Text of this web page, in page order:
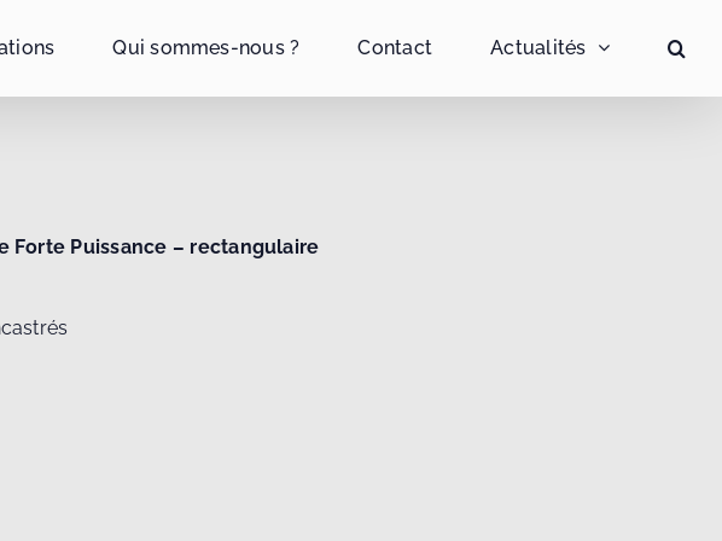
Qui sommes-nous ? Contact Actualités
Forte Puissance – rectangulaire